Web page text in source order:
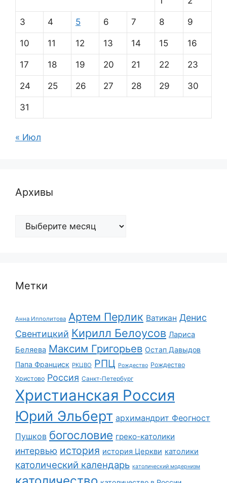
3 4 5 6 7 8 9
10 11 12 13 14 15 16
17 18 19 20 21 22 23
24 25 26 27 28 29 30
31
« Июл
Архивы
Архивы
Метки
Анна Ипполитова Артем Перлик Ватикан Денис
Свентицкий Кирилл Белоусов Лариса
Беляева Максим Григорьев Остап Давыдов
Папа Франциск РКЦВО РПЦ Рождество Рождество
Христово Россия Санкт-Петербург
Христианская Россия
Юрий Эльберт архимандрит Феогност
Пушков богословие греко-католики
интервью история история Церкви католики
католический календарь католический модернизм